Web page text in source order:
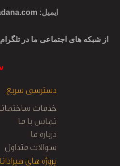
ایمیل:
از شبکه های اجتماعی ما در
سئو:
دسترسی سریع
خدمات
تماس با ما
درباره ما
سوالات متداول
پروژه های هیرادانا